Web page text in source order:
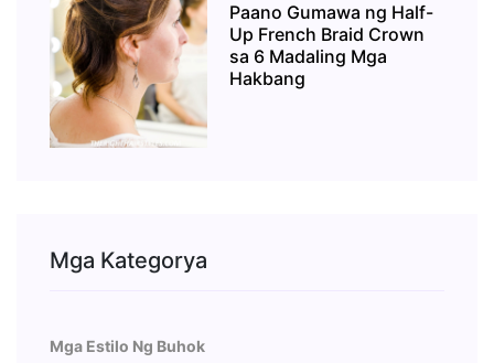
Paano Gumawa ng Half-
Up French Braid Crown
sa 6 Madaling Mga
Hakbang
Mga Kategorya
Mga Estilo Ng Buhok